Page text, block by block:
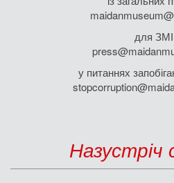
для
у питаннях
Назустріч